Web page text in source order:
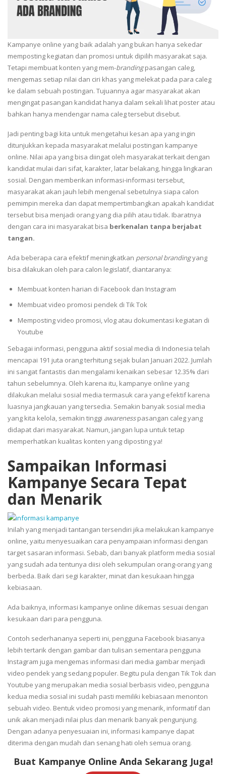
Kampanye online yang baik adalah yang bukan hanya sekedar
memposting kegiatan dan promosi untuk dipilih masyarakat saja.
Tetapi membuat konten yang mem-brandingpasangan caleg,
mengemas setiap nilai dan ciri khas yang melekat pada para caleg
ke dalam sebuah postingan. Tujuannya agar masyarakat akan
mengingat pasangan kandidat hanya dalam sekali lihat poster atau
bahkan hanya mendengar nama caleg tersebut disebut.
Jadi penting bagi kita untuk mengetahui kesan apa yang ingin
ditunjukkan kepada masyarakat melalui postingan kampanye
online. Nilai apa yang bisa diingat oleh masyarakat terkait dengan
kandidat mulai dari sifat, karakter, latar belakang, hingga lingkaran
sosial. Dengan memberikan informasi-informasi tersebut,
masyarakat akan jauh lebih mengenal sebetulnya siapa calon
pemimpin mereka dan dapat mempertimbangkan apakah kandidat
tersebut bisa menjadi orang yang dia pilih atau tidak. Ibaratnya
dengan cara ini masyarakat bisa berkenalan tanpa berjabat
tangan.
Ada beberapa cara efektif meningkatkan personal brandingyang
bisa dilakukan oleh para calon legislatif, diantaranya:
Membuat konten harian di Facebook dan Instagram
Membuat video promosi pendek di Tik Tok
Memposting video promosi, vlog atau dokumentasi kegiatan di
Youtube
Sebagai informasi, pengguna aktif sosial media di Indonesia telah
mencapai 191 juta orang terhitung sejak bulan Januari 2022. Jumlah
ini sangat fantastis dan mengalami kenaikan sebesar 12.35% dari
tahun sebelumnya. Oleh karena itu, kampanye online yang
dilakukan melalui sosial media termasuk cara yang efektif karena
luasnya jangkauan yang tersedia. Semakin banyak sosial media
yang kita kelola, semakin tinggi awarenesspasangan caleg yang
didapat dari masyarakat. Namun, jangan lupa untuk tetap
memperhatikan kualitas konten yang diposting ya!
Sampaikan Informasi
Kampanye Secara Tepat
dan Menarik
Inilah yang menjadi tantangan tersendiri jika melakukan kampanye
online, yaitu menyesuaikan cara penyampaian informasi dengan
target sasaran informasi. Sebab, dari banyak platform media sosial
yang sudah ada tentunya diisi oleh sekumpulan orang-orang yang
berbeda. Baik dari segi karakter, minat dan kesukaan hingga
kebiasaan.
Ada baiknya, informasi kampanye online dikemas sesuai dengan
kesukaan dari para pengguna.
Contoh sederhananya seperti ini, pengguna Facebook biasanya
lebih tertarik dengan gambar dan tulisan sementara pengguna
Instagram juga mengemas informasi dari media gambar menjadi
video pendek yang sedang populer. Begitu pula dengan Tik Tok dan
Youtube yang merupakan media sosial berbasis video, pengguna
kedua media sosial ini sudah pasti memiliki kebiasaan menonton
sebuah video. Bentuk video promosi yang menarik, informatif dan
unik akan menjadi nilai plus dan menarik banyak pengunjung.
Dengan adanya penyesuaian ini, informasi kampanye dapat
diterima dengan mudah dan senang hati oleh semua orang.
Buat Kampanye Online Anda Sekarang Juga!